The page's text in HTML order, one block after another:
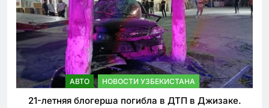
АВТО НОВОСТИ УЗБЕКИСТАНА
21-летняя блогерша погибла в ДТП в Джизаке.